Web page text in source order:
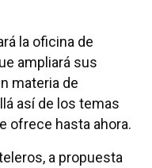
la oficina de
ampliará sus
materia de
así de los temas
ofrece hasta ahora.
a propuesta